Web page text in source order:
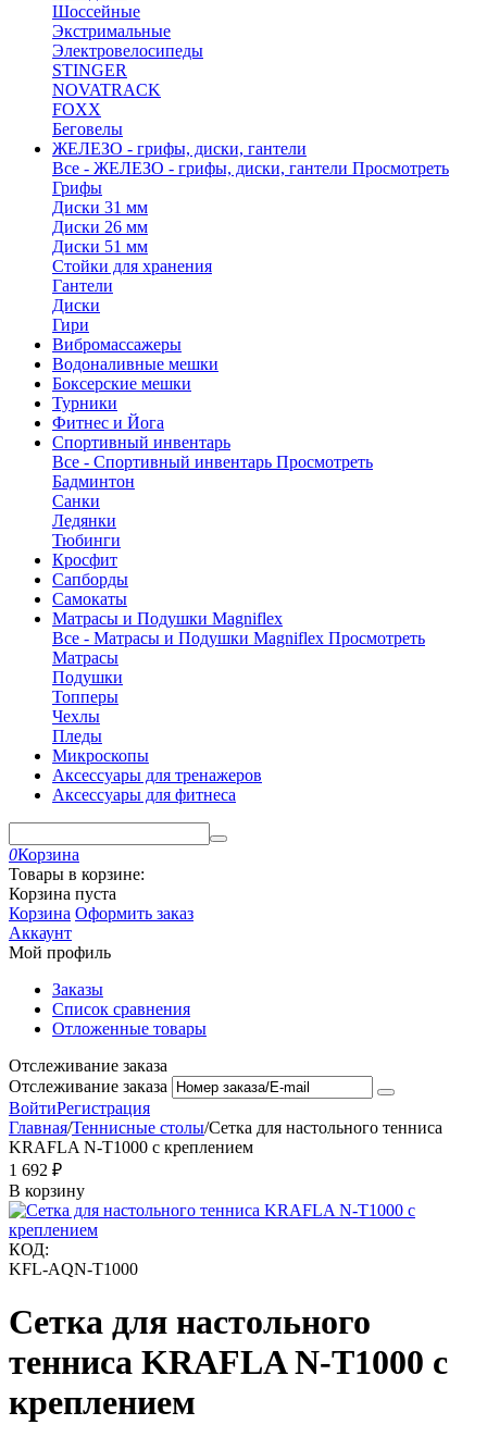
Шоссейные
Экстримальные
Электровелосипеды
STINGER
NOVATRACK
FOXX
Беговелы
ЖЕЛЕЗО - грифы, диски, гантели
Все - ЖЕЛЕЗО - грифы, диски, гантели Просмотреть
Грифы
Диски 31 мм
Диски 26 мм
Диски 51 мм
Стойки для хранения
Гантели
Диски
Гири
Вибромассажеры
Водоналивные мешки
Боксерские мешки
Турники
Фитнес и Йога
Спортивный инвентарь
Все - Спортивный инвентарь Просмотреть
Бадминтон
Санки
Ледянки
Тюбинги
Кросфит
Сапборды
Самокаты
Матрасы и Подушки Magniflex
Все - Матрасы и Подушки Magniflex Просмотреть
Матрасы
Подушки
Топперы
Чехлы
Пледы
Микроскопы
Аксессуары для тренажеров
Аксессуары для фитнеса
0Корзина
Товары в корзине:
Корзина пуста
Корзина Оформить заказ
Аккаунт
Мой профиль
Заказы
Список сравнения
Отложенные товары
Отслеживание заказа
Отслеживание заказа
ВойтиРегистрация
Главная/Теннисные столы/Сетка для настольного тенниса
KRAFLA N-T1000 с креплением
1 692 ₽
В корзину
КОД:
KFL-AQN-T1000
Сетка для настольного
тенниса KRAFLA N-T1000 с
креплением